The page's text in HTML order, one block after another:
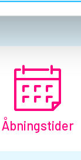
Åbningstider